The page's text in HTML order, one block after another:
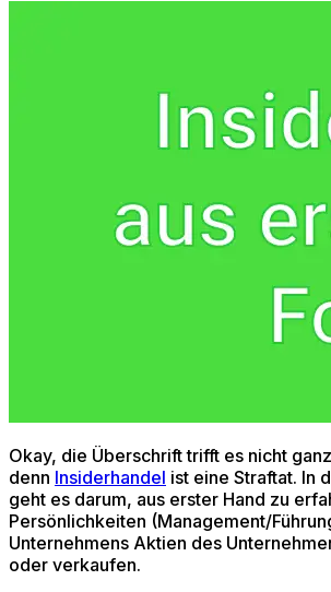
Okay, die Überschrift trifft es nicht
denn Insiderhandel ist eine Straftat. In
geht es darum, aus erster Hand zu
Persönlichkeiten (Management/
Unternehmens Aktien des
oder verkaufen.